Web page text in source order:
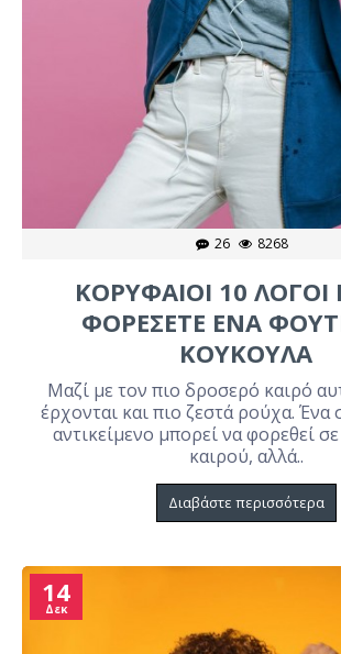
26 8268
ΚΟΡΥΦΑΊΟΙ 10 ΛΌΓΟΙ
ΦΟΡΈΣΕΤΕ ΈΝΑ
ΚΟΥΚΟΎΛΑ
Μαζί με τον πιο δροσερό καιρό
έρχονται και πιο ζεστά ρούχα. Ένα
αντικείμενο μπορεί να φορεθεί
καιρού, αλλά..
Διαβάστε περισσότερα
14
Δεκ